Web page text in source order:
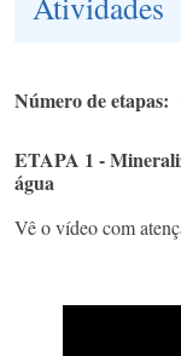
Número de etapas
ETAPA 1 -
água
Vê o vídeo com